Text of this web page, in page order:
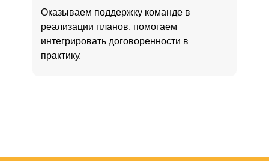
Оказываем поддержку команде в
реализации планов, помогаем
интегрировать договоренности в
практику.